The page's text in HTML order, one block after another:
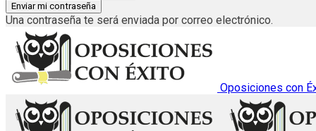
Una contraseña te será enviada por correo electrónico.
Oposiciones con